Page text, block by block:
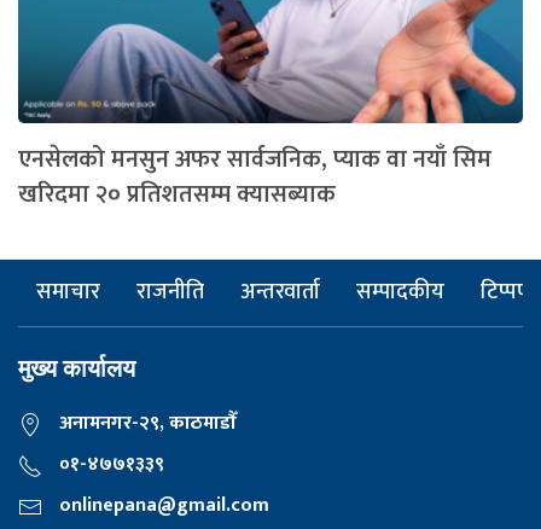
एनसेलको मनसुन अफर सार्वजनिक, प्याक वा नयाँ सिम
खरिदमा २० प्रतिशतसम्म क्यासब्याक
समाचार राजनीति अन्तरवार्ता सम्पादकीय टिप्पणी
मुख्य कार्यालय
अनामनगर-२९, काठमाडाैँ
०१-४७७१३३९
onlinepana@gmail.com